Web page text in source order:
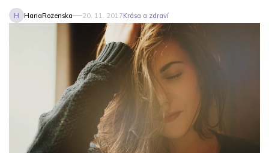
H HanaRozenska 20. 11. 2017Krása a zdraví